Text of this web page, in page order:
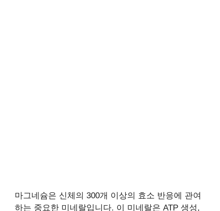
마그네슘은 신체의 300개 이상의 효소 반응에 관여
하는 중요한 미네랄입니다. 이 미네랄은 ATP 생성,